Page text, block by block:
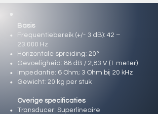
Basis
Frequentiebereik (+/- 3 dB): 42 –
23.000 Hz
Horizontale spreiding: 20°
Gevoeligheid: 88 dB / 2,83 V (1 meter)
Impedantie: 6 Ohm; 3 Ohm bij 20 kHz
Gewicht: 20 kg per stuk
Overige specificaties
Transducer: Superlineaire